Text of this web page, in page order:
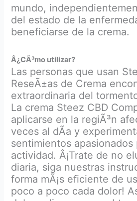
mundo,
del estado de la
beneficiarse de la crema.
Â¿CÃ³mo utilizar?
Las personas que usan
ReseÃ±as de Crema
extraordinaria del
La crema Steez CBD
aplicarse en la regiÃ³n
veces al dÃ­a y
sentimientos apasionados
actividad. Â¡Trate de no
diaria, siga nuestras
forma mÃ¡s eficiente de
poco a poco cada dolor!